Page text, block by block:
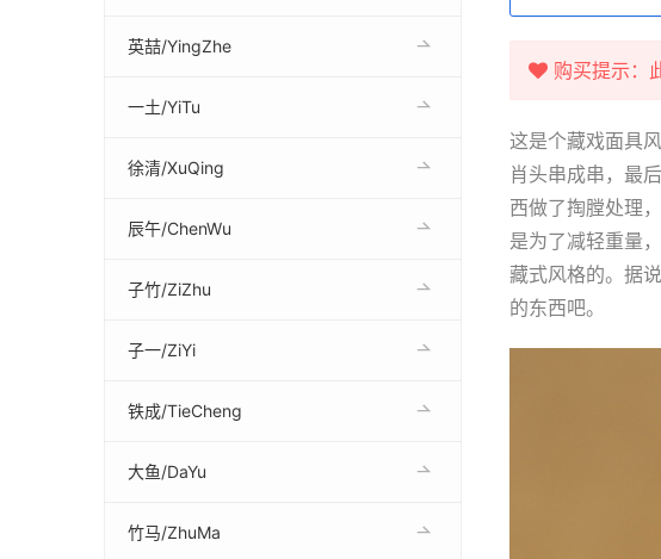
购买提示：
这是个藏戏面具
肖头串成串，最
西做了掏膛处理
是为了减轻重量
藏式风格的。据
的东西吧。
英喆/YingZhe
一土/YiTu
徐清/XuQing
辰午/ChenWu
子竹/ZiZhu
子一/ZiYi
铁成/TieCheng
大鱼/DaYu
竹马/ZhuMa